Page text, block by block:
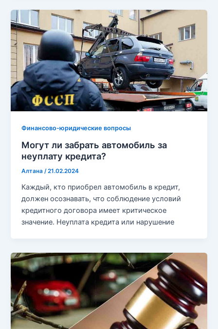
Финансово-юридические вопросы
Могут ли забрать автомобиль за
неуплату кредита?
Алтана/21.02.2024
Каждый, кто приобрел автомобиль в кредит,
должен осознавать, что соблюдение условий
кредитного договора имеет критическое
значение. Неуплата кредита или нарушение